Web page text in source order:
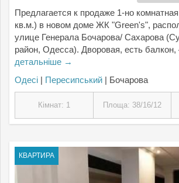
Предлагается к продаже 1-но
кв.м.) в новом доме ЖК "Green's",
улице Генерала Бочарова/ Сахарова
район, Одесса). Дворовая, есть балкон,
детальніше →
Одесі | Пересипський | Бочарова
Кімнат: 1 Площа: 38/16/12
КВАРТИРА